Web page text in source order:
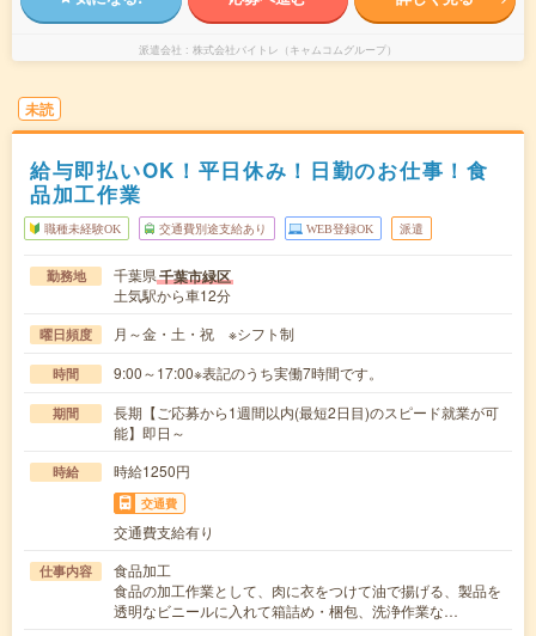
派遣会社 株式会社バイトレ（キャムコムグループ）
未読
給与即払いOK！平日休み！日勤のお仕事！食
品加工作業
職種未経験OK 交通費別途支給あり WEB登録OK 派遣
勤務地 千葉県千葉市緑区
土気駅から車12分
曜日頻度 月～金・土・祝 ※シフト制
時間 9:00～17:00※表記のうち実働7時間です。
期間
長期【ご応募から1週間以内(最短2日目)のスピード就業が可
能】即日～
時給 時給1250円
交通費
交通費支給有り
仕事内容
食品加工
食品の加工作業として、肉に衣をつけて油で揚げる、製品を
透明なビニールに入れて箱詰め・梱包、洗浄作業な…